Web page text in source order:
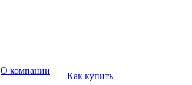
О компании
Как купить